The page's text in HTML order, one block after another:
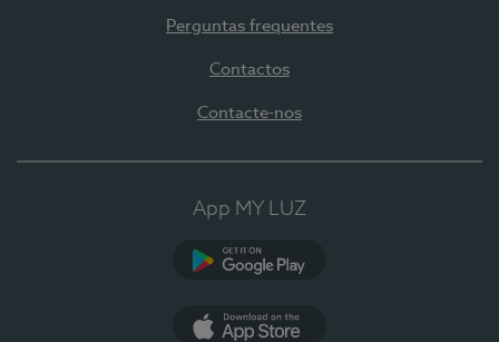
Perguntas frequentes
Contactos
Contacte-nos
App MY LUZ